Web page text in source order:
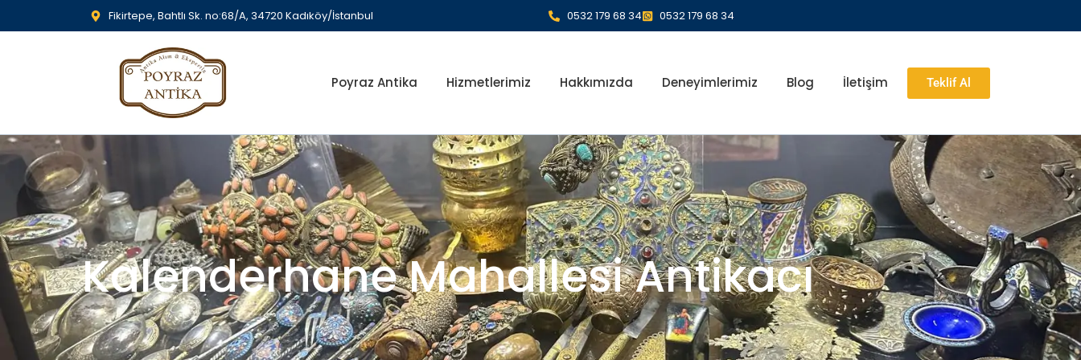
Fikirtepe, Bahtlı Sk. no:68/A, 34720 Kadıköy/İstanbul 0532 179 68 34 0532 179 68 34
Poyraz Antika Hizmetlerimiz Hakkımızda Deneyimlerimiz Blog İletişim Teklif Al
Kalenderhane Mahallesi Antikacı